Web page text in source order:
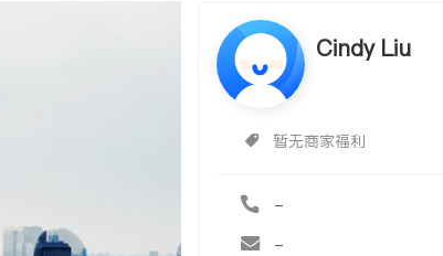
Cindy Liu
暂无商家福利
-
-